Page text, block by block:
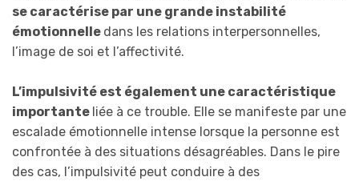
se caractérise par une grande instabilité
émotionnelle dans les relations interpersonnelles,
l’image de soi et l’affectivité.
L’impulsivité est également une caractéristique
importante liée à ce trouble. Elle se manifeste par une
escalade émotionnelle intense lorsque la personne est
confrontée à des situations désagréables. Dans le pire
des cas, l’impulsivité peut conduire à des